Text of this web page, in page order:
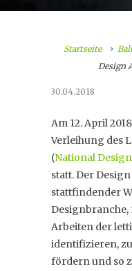
Startseite
Design
30.04.2018
Am 12. April
Verleihung des
(National
statt. Der
stattfindender
Designbranche,
Arbeiten der
identifizieren,
fördern und so